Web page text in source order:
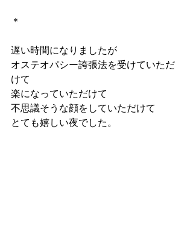
＊
遅い時間になりましたが
オステオパシー誇張法を受けていただ
けて
楽になっていただけて
不思議そうな顔をしていただけて
とても嬉しい夜でした。